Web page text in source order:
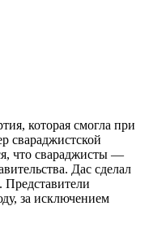
которая смогла при
свараджистской
что свараджисты —
Дас сделал
Представители
за исключением